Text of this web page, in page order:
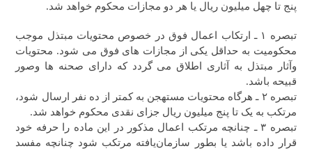
پنج تا چهل میلیون ریال یا هر دو مجازات محکوم خواهد شد.
تبصره ۱ ـ ارتکاب اعمال فوق در خصوص محتویات مبتذل موجب
محکومیت به حداقل یکی از مجازات های فوق می شود. محتویات
وآثار مبتذل به آثاری اطلاق می گردد که دارای صحنه ها وصور
قبیحه باشد.
تبصره ۲ ـ هرگاه محتویات مستهجن به کمتر از ده نفر ارسال شود،
مرتکب به یک تا پنج میلیون ریال جزای نقدی محکوم خواهد شد.
تبصره ۳ ـ چنانچه مرتکب اعمال مذکور در این ماده را حرفه خود
قرار داده باشد یا بطور سازمان‌یافته مرتکب شود چنانچه مفسد